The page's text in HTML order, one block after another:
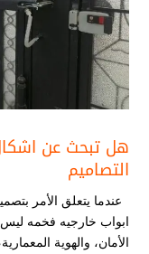
هل تبحث عن
التصاميم
عندما يتعلق الأمر
ابواب خارجيه فخمه​
الأمان، والهوية